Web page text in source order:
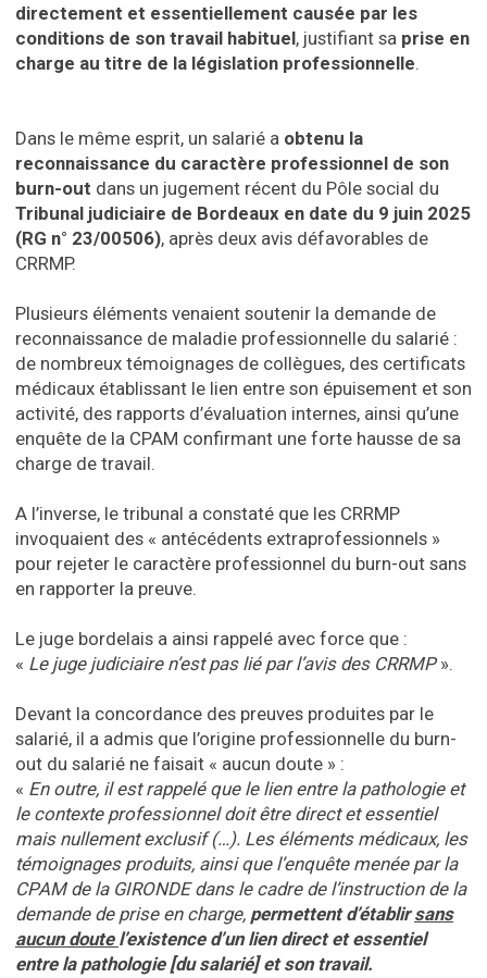
directement et essentiellement causée par les
conditions de son travail habituel, justifiant sa prise en
charge au titre de la législation professionnelle.
Dans le même esprit, un salarié a obtenu la
reconnaissance du caractère professionnel de son
burn-out dans un jugement récent du Pôle social du
Tribunal judiciaire de Bordeaux en date du 9 juin 2025
(RG n° 23/00506), après deux avis défavorables de
CRRMP.
Plusieurs éléments venaient soutenir la demande de
reconnaissance de maladie professionnelle du salarié :
de nombreux témoignages de collègues, des certificats
médicaux établissant le lien entre son épuisement et son
activité, des rapports d’évaluation internes, ainsi qu’une
enquête de la CPAM confirmant une forte hausse de sa
charge de travail.
A l’inverse, le tribunal a constaté que les CRRMP
invoquaient des « antécédents extraprofessionnels »
pour rejeter le caractère professionnel du burn-out sans
en rapporter la preuve.
Le juge bordelais a ainsi rappelé avec force que :
« Le juge judiciaire n’est pas lié par l’avis des CRRMP».
Devant la concordance des preuves produites par le
salarié, il a admis que l’origine professionnelle du burn-
out du salarié ne faisait « aucun doute » :
« En outre, il est rappelé que le lien entre la pathologie et
le contexte professionnel doit être direct et essentiel
mais nullement exclusif (…). Les éléments médicaux, les
témoignages produits, ainsi que l’enquête menée par la
CPAM de la GIRONDE dans le cadre de l’instruction de la
demande de prise en charge, permettent d’établirsans
aucun doute l’existence d’un lien direct et essentiel
entre la pathologie [du salarié] et son travail.